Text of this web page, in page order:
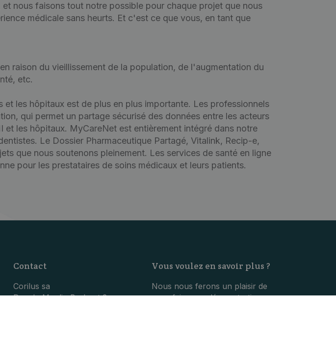
nous faisons tout notre possible pour chaque projet que nous
médicale sans heurts. Et c'est ce que vous, en tant que
raison du vieillissement de la population, de l'augmentation du
etc.
les hôpitaux est de plus en plus importante. Les professionnels
qui permet un partage sécurisé des données entre les acteurs
les hôpitaux. MyCareNet est entièrement intégré dans notre
Le Dossier Pharmaceutique Partagé, Vitalink, Recip-e,
que nous soutenons pleinement. Les services de santé en ligne
pour les prestataires de soins médicaux et leurs patients.
Contact
Corilus sa
Rue du Moulin Brabant 2
Vous voulez en savoir plus ?
Nous nous ferons un plaisir de
vous faire une démonstration